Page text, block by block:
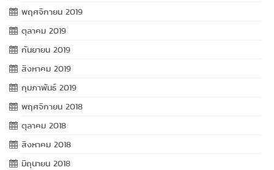
พฤศจิกายน 2019
ตุลาคม 2019
กันยายน 2019
สิงหาคม 2019
กุมภาพันธ์ 2019
พฤศจิกายน 2018
ตุลาคม 2018
สิงหาคม 2018
มิถุนายน 2018